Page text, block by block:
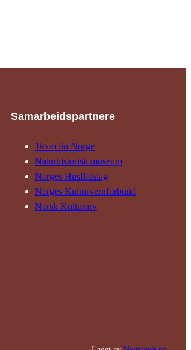
Samarbeids­partnere
1kvm lin Norge
Natur­his­torisk­ museum
Norges Husflids­lag
Norges Kultur­vern­forbund
Norsk Kulturarv